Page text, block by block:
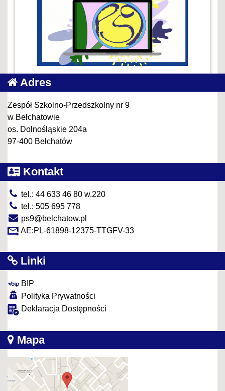
Adres
Zespół Szkolno-Przedszkolny nr 9
w Bełchatowie
os. Dolnośląskie 204a
97-400 Bełchatów
Kontakt
tel.: 44 633 46 80 w.220
tel.: 505 695 778
ps9@belchatow.pl
AE:PL-61898-12375-TTGFV-33
Linki
BIP
Polityka Prywatności
Deklaracja Dostępności
Mapa